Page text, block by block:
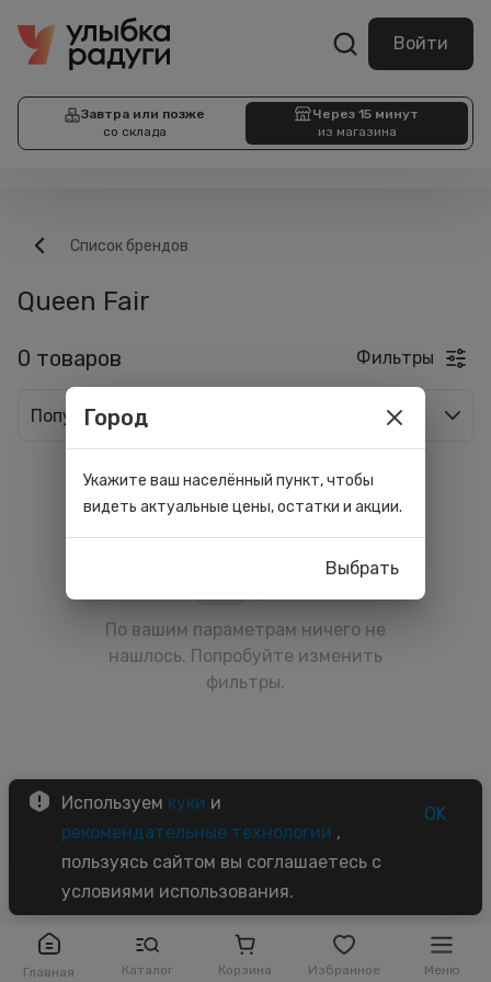
Войти
Завтра или позже
со склада
Через 15 минут
из магазина
Главная Каталог Корзина Избранное Меню
Список брендов
Queen Fair
0 товаров Фильтры
Популярные
По вашим параметрам ничего не
нашлось. Попробуйте изменить
фильтры.
Используем куки и
рекомендательные технологии ,
пользуясь сайтом вы соглашаетесь с
условиями использования.
OK
Город
Укажите ваш населённый пункт, чтобы
видеть актуальные цены, остатки и акции.
Выбрать